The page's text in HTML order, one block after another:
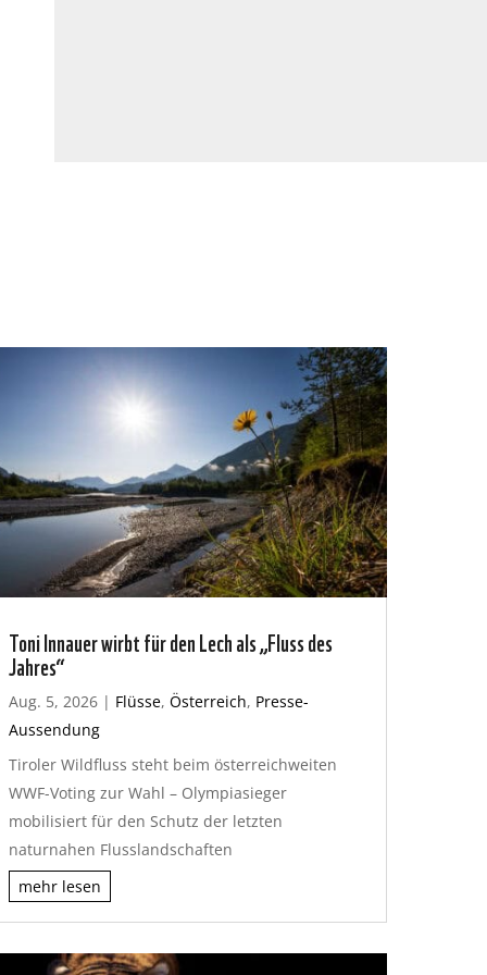
Toni Innauer wirbt für den Lech als „Fluss des
Jahres“
Aug. 5, 2026| Flüsse, Österreich, Presse-
Aussendung
Tiroler Wildfluss steht beim österreichweiten
WWF-Voting zur Wahl – Olympiasieger
mobilisiert für den Schutz der letzten
naturnahen Flusslandschaften
mehr lesen